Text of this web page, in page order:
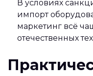
В условиях
импорт
маркетинг всё
отечественных